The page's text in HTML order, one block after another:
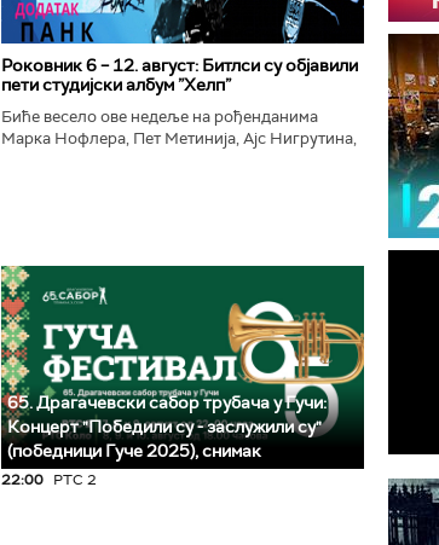
Роковник 6 – 12. август: Битлси су објавили
пети студијски албум ”Хелп”
Биће весело ове недеље на рођенданима
Марка Нофлера, Пет Метинија, Ајс Нигрутина,
65. Драгачевски сабор трубача у Гучи:
Концерт "Победили су - заслужили су"
(победници Гуче 2025), снимак
22:00 РТС 2